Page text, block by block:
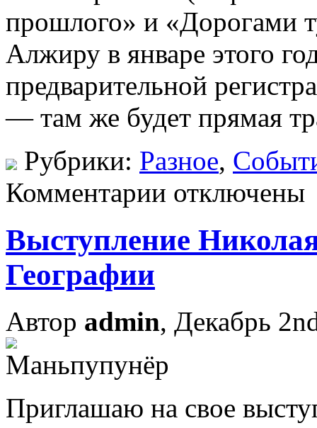
прошлого» и «Дорогами
Алжиру в январе этого
предварительной
— там же будет прямая
Рубрики: Разное,
Комментарии отключены
Выступление
Географии
Автор admin, Декабрь
Приглашаю на свое